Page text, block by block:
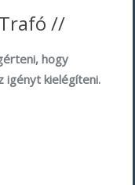
//
hogy
igényt kielégíteni.